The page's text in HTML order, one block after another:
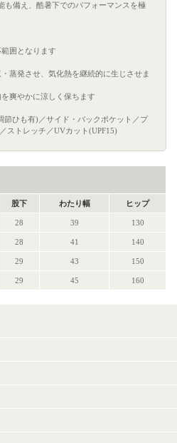
も備え、酷暑下でのパフォーマンスを極
囲となります
蒸発させ、気化熱を継続的に生じさせま
爽やかに涼しく保ちます
節ひも有)／サイド・バックポケット／プ
ストレッチ／UVカット(UPF15)
股下 わたり幅 ヒップ
28 39 130
28 41 140
29 43 150
29 45 160